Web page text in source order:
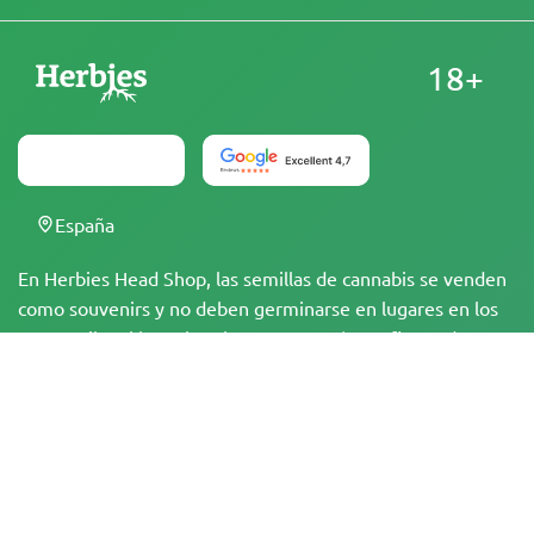
En Herbies Head Shop, las semillas de cannabis se venden
como souvenirs y no deben germinarse en lugares en los
que sea ilegal hacerlo. Al comprar, estás confirmando que
18+
España